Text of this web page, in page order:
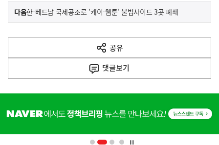
이
전
다
음
다음기
한-베트남 국제공조로 '케이-웹툰' 불법사이트 3곳 폐쇄
공유
열
기
댓글보기
단